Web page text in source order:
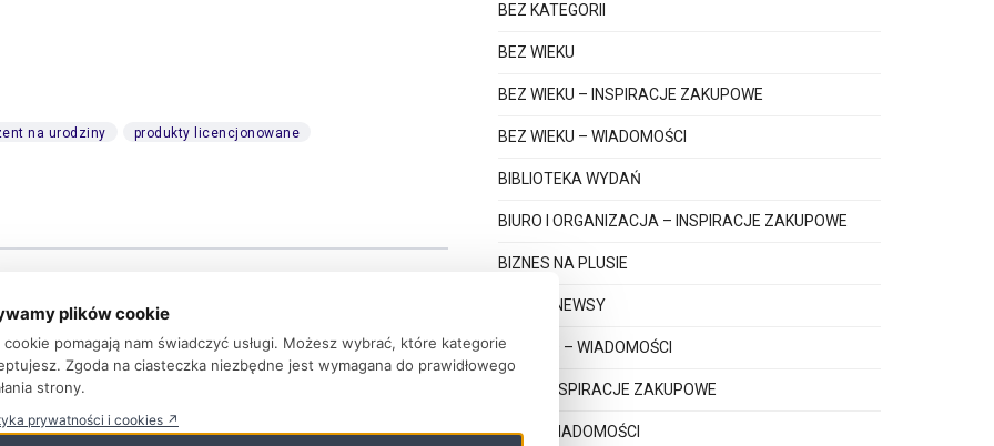
na urodziny
produkty licencjonowane
Ameet, we współpracy z The
Group i BBC Studios, wprowadzi na rynek
z zadaniami i kolorowanki LEGO® Bluey
AMEET, we współpracy z The LEGO Group oraz BBC
BEZ KATEGORII
BEZ WIEKU
BEZ WIEKU – INSPIRACJE ZAKUPOWE
BEZ WIEKU – WIADOMOŚCI
BIBLIOTEKA WYDAŃ
BIURO I ORGANIZACJA – INSPIRACJE ZAKUPOWE
BIZNES NA PLUSIE
BIZNES NEWSY
DZIECKO – WIADOMOŚCI
GRY – INSPIRACJE ZAKUPOWE
GRY – WIADOMOŚCI
plików cookie
cookie pomagają nam świadczyć usługi. Możesz wybrać, które kategorie
Zgoda na ciasteczka niezbędne jest wymagana do prawidłowego
strony.
prywatności i cookies ↗